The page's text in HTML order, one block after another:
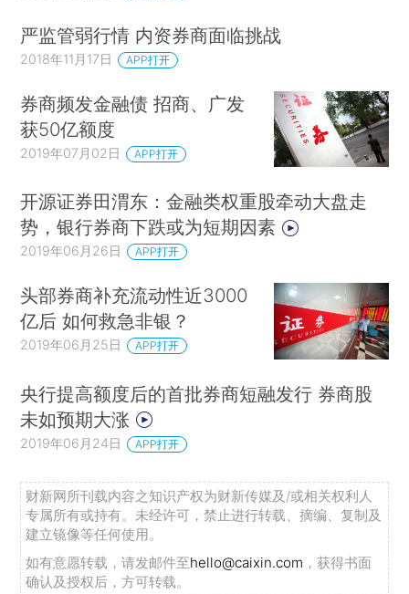
严监管弱行情 内资券商面临挑战
2018年11月17日 APP打开
券商频发金融债 招商、广发
获50亿额度
2019年07月02日 APP打开
开源证券田渭东：金融类权重股牵动大盘走
势，银行券商下跌或为短期因素
2019年06月26日 APP打开
头部券商补充流动性近3000
亿后 如何救急非银？
2019年06月25日 APP打开
央行提高额度后的首批券商短融发行 券商股
未如预期大涨
2019年06月24日 APP打开
财新网所刊载内容之知识产权为财新传媒及/或相关权利人
专属所有或持有。未经许可，禁止进行转载、摘编、复制及
建立镜像等任何使用。
如有意愿转载，请发邮件至hello@caixin.com ，获得书面
确认及授权后，方可转载。